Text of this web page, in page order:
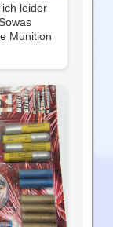
leider
Munition